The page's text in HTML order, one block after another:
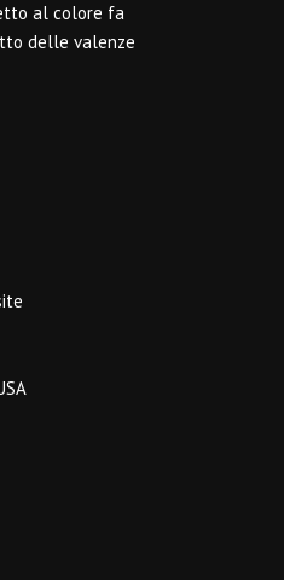
al colore fa
delle valenze